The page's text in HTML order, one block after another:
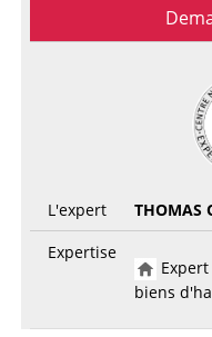
L'expert
THOMAS
Expertise
biens